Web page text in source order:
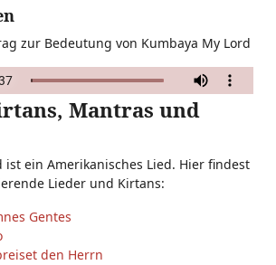
zur Bedeutung von Kumbaya My Lord
Mantras und
ist ein Amerikanisches Lied. Hier findest
Lieder und Kirtans:
Gentes
den Herrn